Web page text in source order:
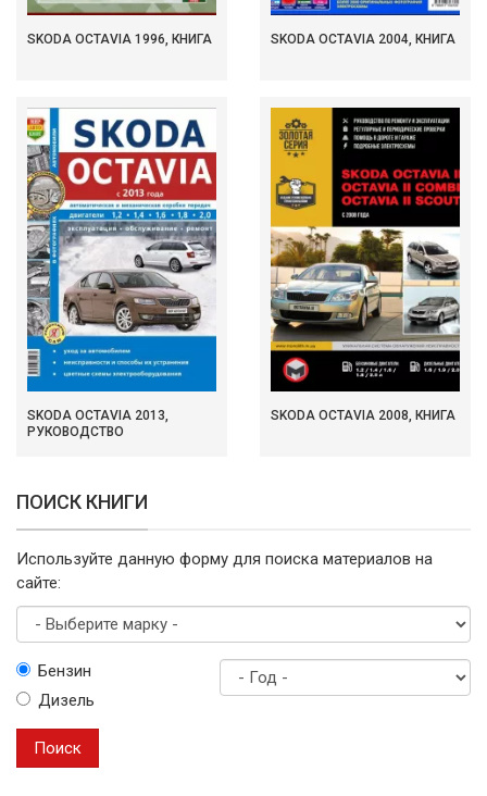
SKODA OCTAVIA 1996, КНИГА SKODA OCTAVIA 2004, КНИГА
SKODA OCTAVIA 2013,
РУКОВОДСТВО
SKODA OCTAVIA 2008, КНИГА
ПОИСК КНИГИ
Используйте данную форму для поиска материалов на
сайте:
маркуБензин
Дизель
Поиск